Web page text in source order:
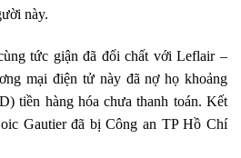
này.
tức giận đã đối chất với Leflair –
mại điện tử này đã nợ họ khoảng
tiền hàng hóa chưa thanh toán. Kết
Gautier đã bị Công an TP Hồ Chí